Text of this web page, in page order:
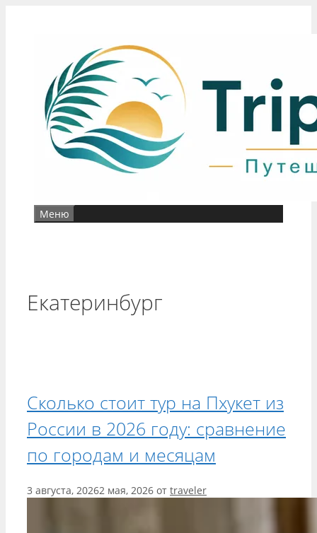
Меню
Екатеринбург
Сколько стоит тур на Пхукет из
России в 2026 году: сравнение
по городам и месяцам
3 августа, 20262 мая, 2026 от traveler